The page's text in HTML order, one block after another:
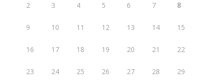
2 3 4 5 6 7 8
9 10 11 12 13 14 15
16 17 18 19 20 21 22
23 24 25 26 27 28 29